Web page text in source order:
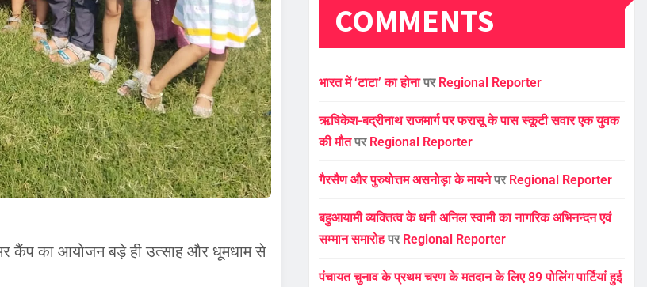
कैंप का आयोजन बड़े ही उत्साह और धूमधाम से
COMMENTS
भारत में ‘टाटा’ का होनापर Regional Reporter
ऋषिकेश-बद्रीनाथ राजमार्ग पर फरासू के पास स्कूटी सवार एक युवक
की मौतपर Regional Reporter
गैरसैण और पुरुषोत्तम असनोड़ा के मायनेपर Regional Reporter
बहुआयामी व्यक्तित्व के धनी अनिल स्वामी का नागरिक अभिनन्दन एवं
सम्मान समारोहपर Regional Reporter
पंचायत चुनाव के प्रथम चरण के मतदान के लिए 89 पोलिंग पार्टियां हुई